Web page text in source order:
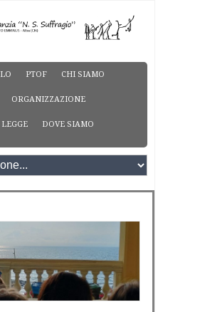
PTOF CHI SIAMO
ORGANIZZAZIONE
DOVE SIAMO